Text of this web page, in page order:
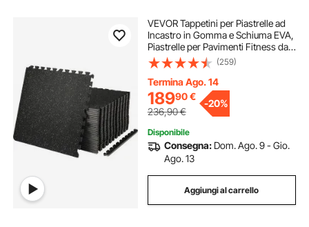
VEVOR Tappetini per Piastrelle ad
Incastro in Gomma e Schiuma EVA,
Piastrelle per Pavimenti Fitness da
25 pz con 50 Bordi, Area di
Copertura 9,3 m² Nero e Grigio, per
Palestra, Cantina, Casa, ecc.
(259)
Termina Ago. 14
18990€
236,90€
-20%
Disponibile
Consegna: Dom. Ago. 9 - Gio.
Ago. 13
Aggiungi al carrello